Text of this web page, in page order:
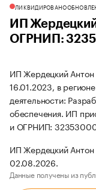
ЛИКВИДИРОВАНО
ИП
ОГРНИП:
ИП Жердецкий Антон
16.01.2023, в
деятельности:
обеспечения. ИП
и ОГРНИП:
ИП Жердецкий Антон
02.08.2026.
Данные получены из